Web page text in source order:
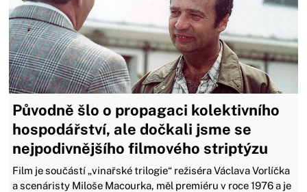
Původně šlo o propagaci kolektivního
hospodářství, ale dočkali jsme se
nejpodivnějšího filmového striptýzu
Film je součástí „vinařské trilogie“ režiséra Václava Vorlíčka
a scenáristy Miloše Macourka, měl premiéru v roce 1976 a je